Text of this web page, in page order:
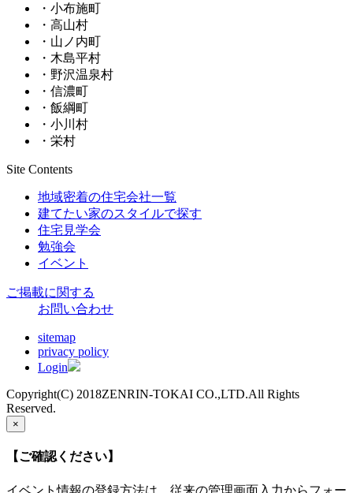
・小布施町
・高山村
・山ノ内町
・木島平村
・野沢温泉村
・信濃町
・飯綱町
・小川村
・栄村
Site Contents
地域密着の住宅会社一覧
建てたい家のスタイルで探す
住宅見学会
勉強会
イベント
ご掲載に関する
お問い合わせ
sitemap
privacy policy
Login
Copyright(C) 2018ZENRIN-TOKAI CO.,LTD.All Rights
Reserved.
×
【ご確認ください】
イベント情報の登録方法は、従来の管理画面入力からフォー